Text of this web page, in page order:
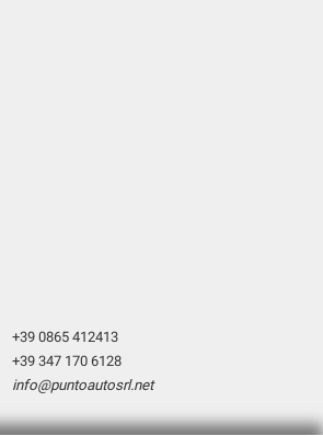
+39 0865 412413
+39 347 170 6128
info@puntoautosrl.net